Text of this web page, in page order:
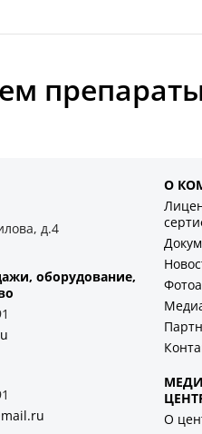
д.4
оборудование,
О
О